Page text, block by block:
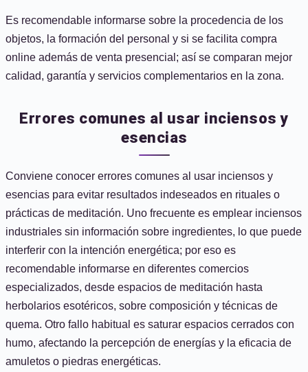
Es recomendable informarse sobre la procedencia de los
objetos, la formación del personal y si se facilita compra
online además de venta presencial; así se comparan mejor
calidad, garantía y servicios complementarios en la zona.
Errores comunes al usar inciensos y
esencias
Conviene conocer errores comunes al usar inciensos y
esencias para evitar resultados indeseados en rituales o
prácticas de meditación. Uno frecuente es emplear inciensos
industriales sin información sobre ingredientes, lo que puede
interferir con la intención energética; por eso es
recomendable informarse en diferentes comercios
especializados, desde espacios de meditación hasta
herbolarios esotéricos, sobre composición y técnicas de
quema. Otro fallo habitual es saturar espacios cerrados con
humo, afectando la percepción de energías y la eficacia de
amuletos o piedras energéticas.